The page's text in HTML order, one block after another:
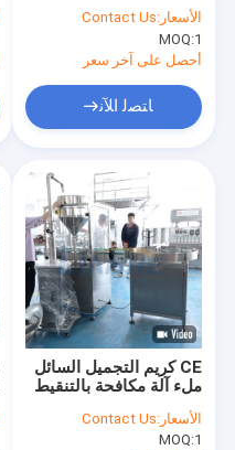
أخبار
طلب اقتباس
خلاط مستحلب الفراغ
الخالط مستحلب خلاط
خلاط مستحلب عالي القص
آلة تعبئة السوائل
آلة تعبئة الأنبوب
للتآكل SUS304
الأسعار:Contact Us
MOQ:1
أحصل على آخر سعر
ﺎﺘﺼﻟ ﺍﻶﻧ
CE كريم التجميل السائل
ملء آلة مكافحة بالتنقيط
التحكم
الأسعار:Contact Us
MOQ:1